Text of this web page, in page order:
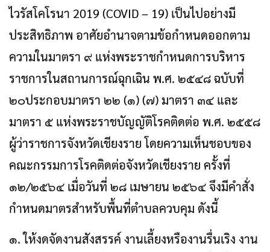
ไวรัสโคโรนา 2019 (COVID – 19) เป็นไปอย่างมี
ประสิทธิภาพ อาศัยอำนาจตามข้อกำหนดออกตาม
ความในมาตรา ๙ แห่งพระราชกำหนดการบริหาร
ราชการในสถานการณ์ฉุกเฉิน พ.ศ. ๒๕๔๘ ฉบับที่
๒๐ประกอบมาตรา ๒๒ (๑) (๗) มาตรา ๓๔ และ
มาตรา ๕ แห่งพระราชบัญญัติโรคติดต่อ พ.ศ. ๒๕๕๘
ผู้ว่าราชการจังหวัดเชียงราย โดยความเห็นชอบของ
คณะกรรมการโรคติดต่อจังหวัดเชียงราย ครั้งที่
๑๒/๒๕๖๔ เมื่อวันที่ ๒๘ เมษายน ๒๕๖๔ จึงมีคำสั่ง
กำหนดมาตรสำหรับพื้นที่ตำบลควบคุม ดังนี้
๑. ให้งดจัดงานสังสรรค์ งานเลี้ยงหรืองานรื่นเริง งาน